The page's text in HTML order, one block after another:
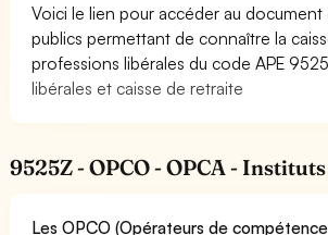
Voici le lien pour accéder au document
publics permettant de connaître la
professions libérales du code APE
libérales et caisse de retraite
9525Z - OPCO - OPCA -
Les OPCO (Opérateurs de